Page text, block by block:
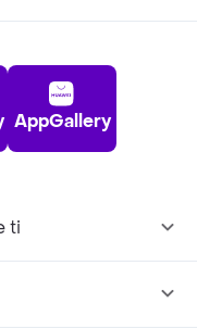
AppGallery
ti